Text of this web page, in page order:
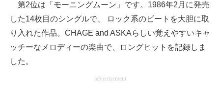
第2位は「モーニングムーン」です。1986年2月に発売
した14枚目のシングルで、 ロック系のビートを大胆に取
り入れた作品。CHAGE and ASKAらしい覚えやすいキャ
ッチーなメロディーの楽曲で、ロングヒットを記録しま
した。
advertisement